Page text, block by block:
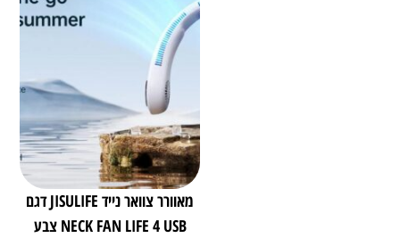
מאוורר צוואר נייד JISULIFE דגם
NECK FAN LIFE 4 USB צבע